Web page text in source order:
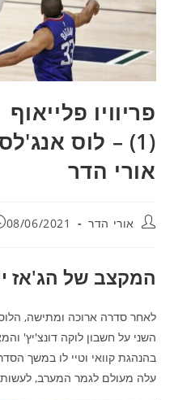
אורי הדר
מחבר:אורי הדר פורסם:
08/06/2021
המקצב של הג'אז
לאחר סדרה ארוכה ומתישה,
השני על חשבון לוקה דונצ'יץ'
בהנהגת קוואי וטיי לו במשך
עלה מעולם לגמר המערב,